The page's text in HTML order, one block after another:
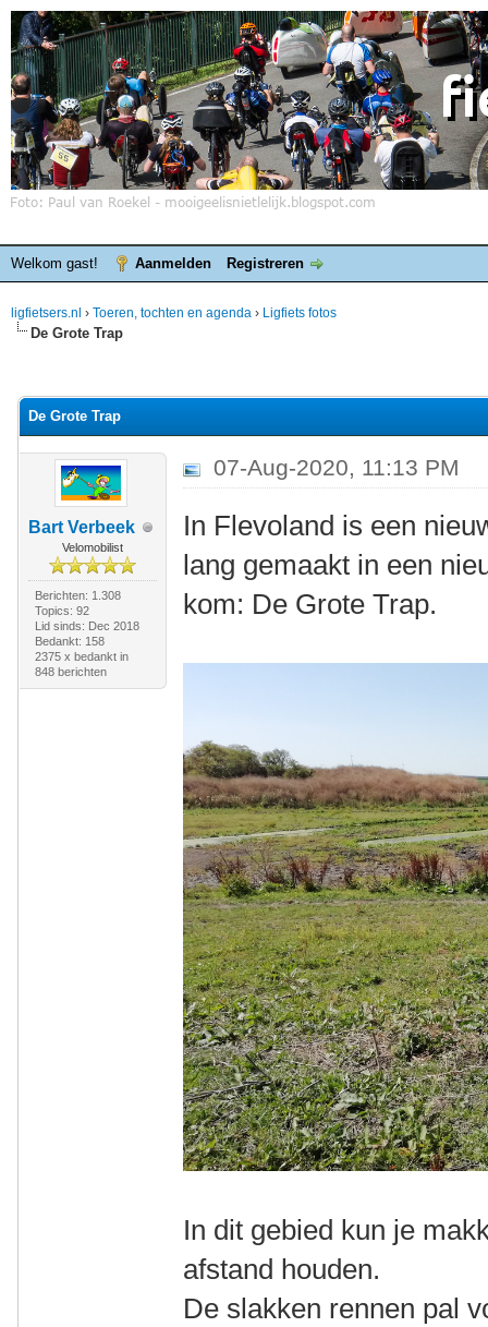
Welkom gast! Aanmelden Registreren
ligfietsers.nl › Toeren, tochten en agenda › Ligfiets fotos
De Grote Trap
De Grote Trap
Bart Verbeek
Velomobilist
Berichten: 1.308
Topics: 92
Lid sinds: Dec 2018
Bedankt: 158
2375 x bedankt in
848 berichten
07-Aug-2020, 11:13 PM
In Flevoland is een
lang gemaakt in een
kom: De Grote Trap.
In dit gebied kun je
afstand houden.
De slakken rennen pal